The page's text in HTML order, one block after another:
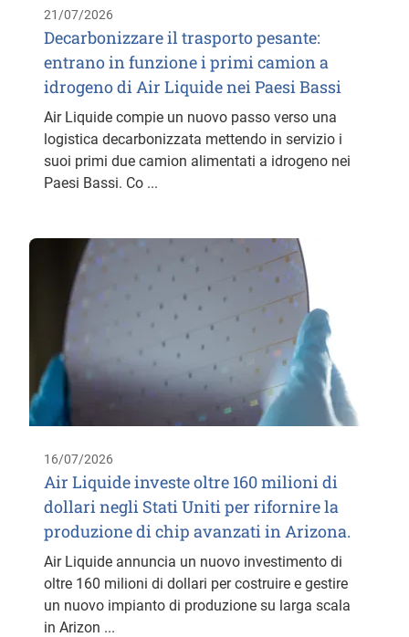
21/07/2026
Decarbonizzare il trasporto pesante:
entrano in funzione i primi camion a
idrogeno di Air Liquide nei Paesi Bassi
Air Liquide compie un nuovo passo verso una
logistica decarbonizzata mettendo in servizio i
suoi primi due camion alimentati a idrogeno nei
Paesi Bassi. Co ...
16/07/2026
Air Liquide investe oltre 160 milioni di
dollari negli Stati Uniti per rifornire la
produzione di chip avanzati in Arizona.
Air Liquide annuncia un nuovo investimento di
oltre 160 milioni di dollari per costruire e gestire
un nuovo impianto di produzione su larga scala
in Arizon ...